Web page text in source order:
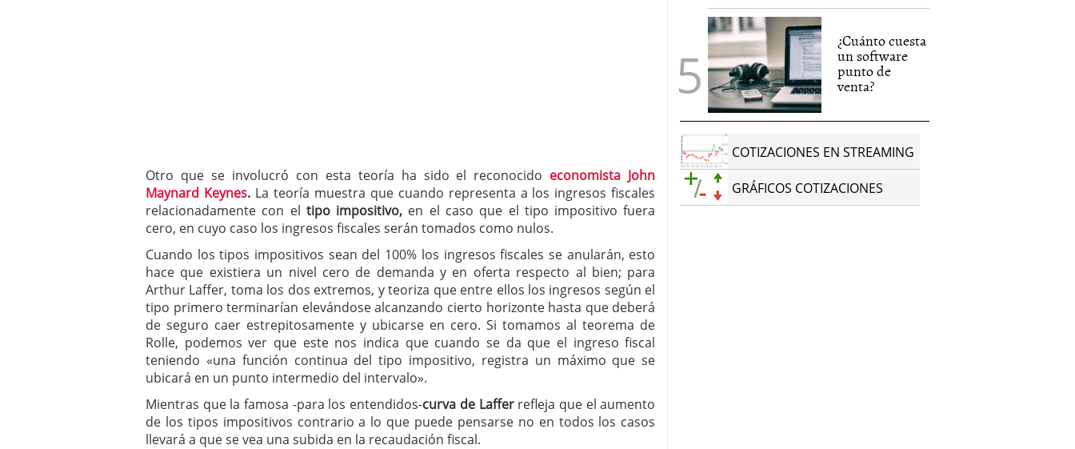
Otro que se involucró con esta teoría ha sido el reconocido economista John
Maynard Keynes.La teoría muestra que cuando representa a los ingresos fiscales
relacionadamente con el tipo impositivo, en el caso que el tipo impositivo fuera
cero, en cuyo caso los ingresos fiscales serán tomados como nulos.
Cuando los tipos impositivos sean del 100% los ingresos fiscales se anularán, esto
hace que existiera un nivel cero de demanda y en oferta respecto al bien; para
Arthur Laffer, toma los dos extremos, y teoriza que entre ellos los ingresos según el
tipo primero terminarían elevándose alcanzando cierto horizonte hasta que deberá
de seguro caer estrepitosamente y ubicarse en cero. Si tomamos al teorema de
Rolle, podemos ver que este nos indica que cuando se da que el ingreso fiscal
teniendo «una función continua del tipo impositivo, registra un máximo que se
ubicará en un punto intermedio del intervalo».
Mientras que la famosa -para los entendidos-curva de Lafferrefleja que el aumento
de los tipos impositivos contrario a lo que puede pensarse no en todos los casos
llevará a que se vea una subida en la recaudación fiscal.
¿Cuánto cuesta
un software
punto de
venta?
COTIZACIONES EN STREAMING
GRÁFICOS COTIZACIONES